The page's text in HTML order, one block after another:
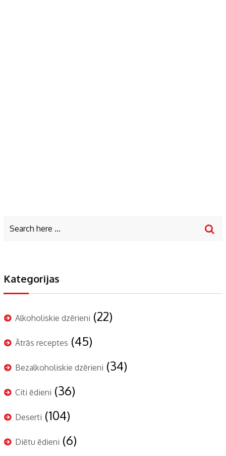
Kategorijas
Alkoholiskie dzērieni (22)
Ātrās receptes (45)
Bezalkoholiskie dzērieni (34)
Citi ēdieni (36)
Deserti (104)
Diētu ēdieni (6)